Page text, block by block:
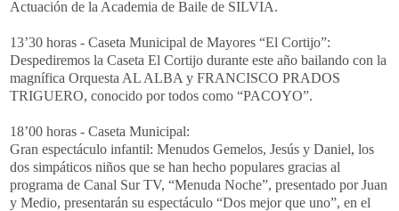
Actuación de la Academia de Baile de SILVIA.
13’30 horas - Caseta Municipal de Mayores “El Cortijo”:
Despediremos la Caseta El Cortijo durante este año bailando con la
magnífica Orquesta AL ALBA y FRANCISCO PRADOS
TRIGUERO, conocido por todos como “PACOYO”.
18’00 horas - Caseta Municipal:
Gran espectáculo infantil: Menudos Gemelos, Jesús y Daniel, los
dos simpáticos niños que se han hecho populares gracias al
programa de Canal Sur TV, “Menuda Noche”, presentado por Juan
y Medio, presentarán su espectáculo “Dos mejor que uno”, en el